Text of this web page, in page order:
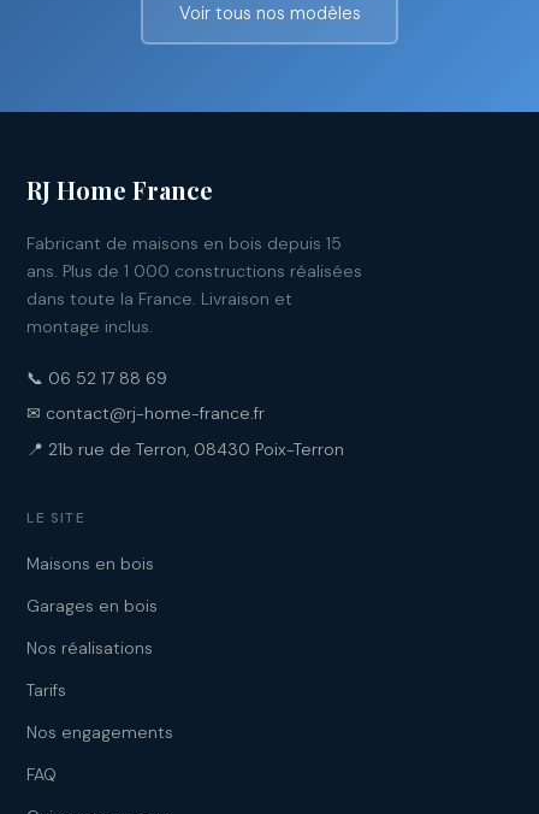
Voir tous nos modèles
RJ Home France
Fabricant de maisons en bois depuis 15
ans. Plus de 1 000 constructions réalisées
dans toute la France. Livraison et
montage inclus.
📞 06 52 17 88 69
✉ contact@rj-home-france.fr
📍 21b rue de Terron, 08430 Poix-Terron
LE SITE
Maisons en bois
Garages en bois
Nos réalisations
Tarifs
Nos engagements
FAQ